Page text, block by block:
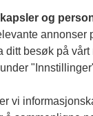
og
annonser
ditt besøk på
vi